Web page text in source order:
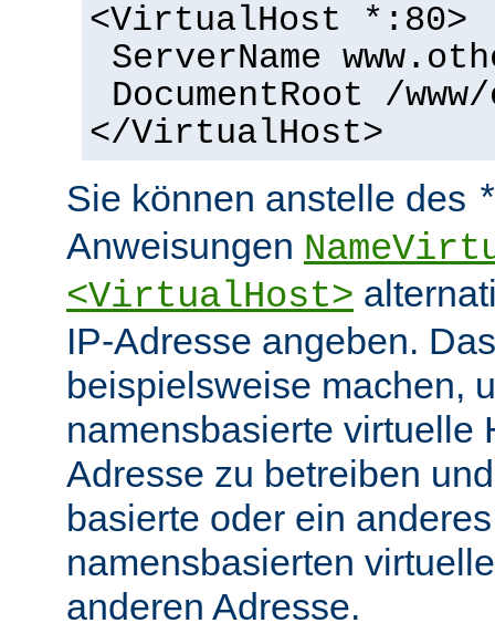
<VirtualHost *:80>
ServerName
DocumentRoot /
</VirtualHost>
Sie können anstelle des
Anweisungen
<VirtualHost>
IP-Adresse angeben.
beispielsweise machen,
namensbasierte virtuelle
Adresse zu betreiben
basierte oder ein
namensbasierten
anderen Adresse.